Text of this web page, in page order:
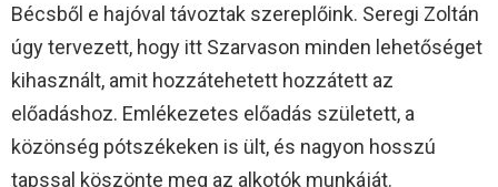
Bécsből e hajóval távoztak szereplőink. Seregi Zoltán
úgy tervezett, hogy itt Szarvason minden lehetőséget
kihasznált, amit hozzátehetett hozzátett az
előadáshoz. Emlékezetes előadás született, a
közönség pótszékeken is ült, és nagyon hosszú
tapssal köszönte meg az alkotók munkáját.